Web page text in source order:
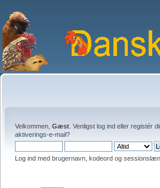
Velkommen, Gæst . Venligst log ind eller registér
aktiverings-e-mail?
Log ind med brugernavn, kodeord og